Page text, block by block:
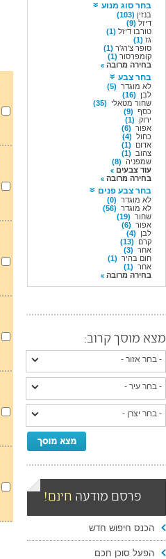
בחר סוג מנוע
בנזין (103)
דיזל (9)
טורבו דיזל (1)
גז (1)
סופר צ'רג'ר (1)
קומפרסור (1)
בחירה מרובה
בחר צבע
לא מוגדר (5)
לבן (16)
שחור מטאלי (35)
כסף (9)
ירוק (1)
אפור (6)
כחול (4)
אדום (1)
צהוב (1)
שמפניה (8)
עוד צבעים
בחירה מרובה
בחר צבע פנים
לא מוגדר (0)
לא מוגדר (56)
שחור (19)
אפור (6)
לבן (4)
קרם (13)
אחר (3)
חום בהיר (1)
אחר (1)
בחירה מרובה
מצא מוסך קרוב:
פרסם מודעה חינם!
הכנס חיפוש חדש
הפעל סוכן חכם